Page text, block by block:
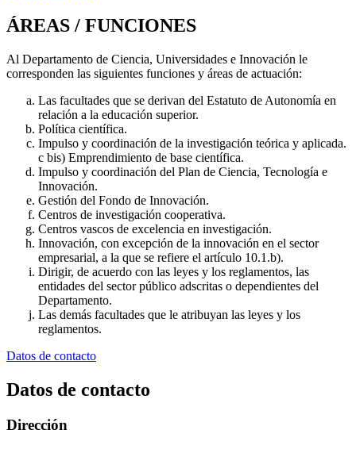
ÁREAS / FUNCIONES
Al Departamento de Ciencia, Universidades e Innovación le
corresponden las siguientes funciones y áreas de actuación:
Las facultades que se derivan del Estatuto de Autonomía en
relación a la educación superior.
Política científica.
Impulso y coordinación de la investigación teórica y aplicada.
c bis) Emprendimiento de base científica.
Impulso y coordinación del Plan de Ciencia, Tecnología e
Innovación.
Gestión del Fondo de Innovación.
Centros de investigación cooperativa.
Centros vascos de excelencia en investigación.
Innovación, con excepción de la innovación en el sector
empresarial, a la que se refiere el artículo 10.1.b).
Dirigir, de acuerdo con las leyes y los reglamentos, las
entidades del sector público adscritas o dependientes del
Departamento.
Las demás facultades que le atribuyan las leyes y los
reglamentos.
Datos de contacto
Datos de contacto
Dirección